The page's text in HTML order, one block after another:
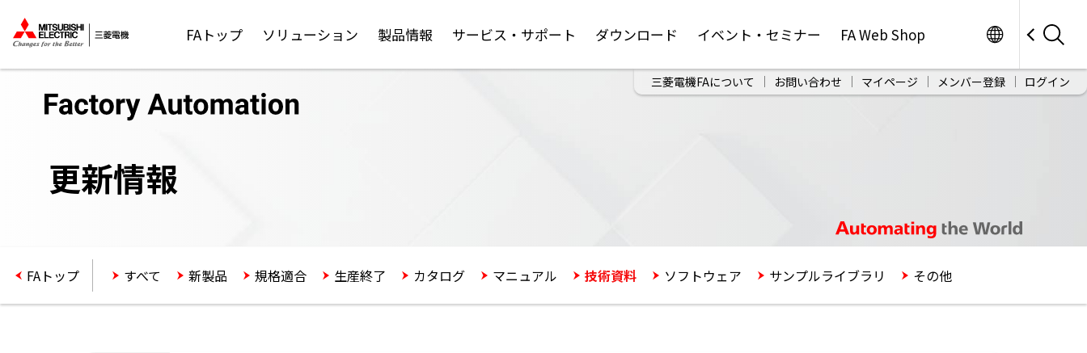
FAトップ ソリューション 製品情報 サービス・サポート ダウンロード イベント・セミナー FA Web Shop
三菱電機FAについて お問い合わせ マイページ メンバー登録 ログイン
更新情報
FAトップ すべて 新製品 規格適合 生産終了 カタログ マニュアル 技術資料 ソフトウェア サンプルライブラリ その他